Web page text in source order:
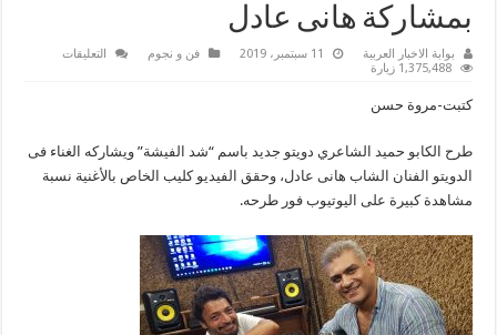
بمشاركة هانى عادل
بوابة الاخبار العربية 11 سبتمبر، 2019 فن و نجوم التعليقات
هانى
مغلقة
1,375,488 زيارة
كتبت-مروة حسن
طرح الكابو حميد الشاعري دويتو جديد باسم “شد الفيشة” ويشاركه الغناء فى
الدويتو الفنان الشاب هانى عادل، وحقق الفيديو كليب الخاص بالأغنية نسبة
مشاهدة كبيرة على اليوتيوب فور طرحه.